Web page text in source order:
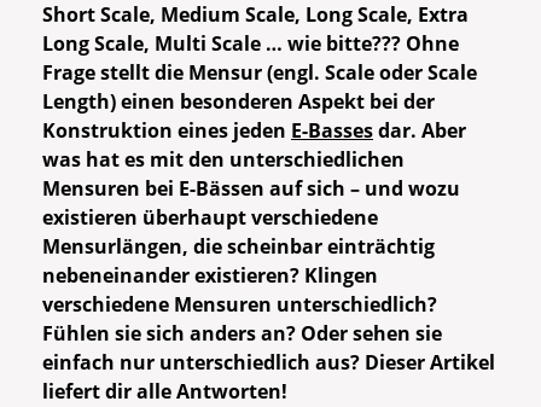
Short Scale, Medium Scale, Long Scale, Extra
Long Scale, Multi Scale … wie bitte??? Ohne
Frage stellt die Mensur (engl. Scale oder Scale
Length) einen besonderen Aspekt bei der
Konstruktion eines jeden E-Bassesdar. Aber
was hat es mit den unterschiedlichen
Mensuren bei E-Bässen auf sich – und wozu
existieren überhaupt verschiedene
Mensurlängen, die scheinbar einträchtig
nebeneinander existieren? Klingen
verschiedene Mensuren unterschiedlich?
Fühlen sie sich anders an? Oder sehen sie
einfach nur unterschiedlich aus? Dieser Artikel
liefert dir alle Antworten!